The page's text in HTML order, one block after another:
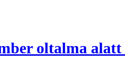
oltalma alatt